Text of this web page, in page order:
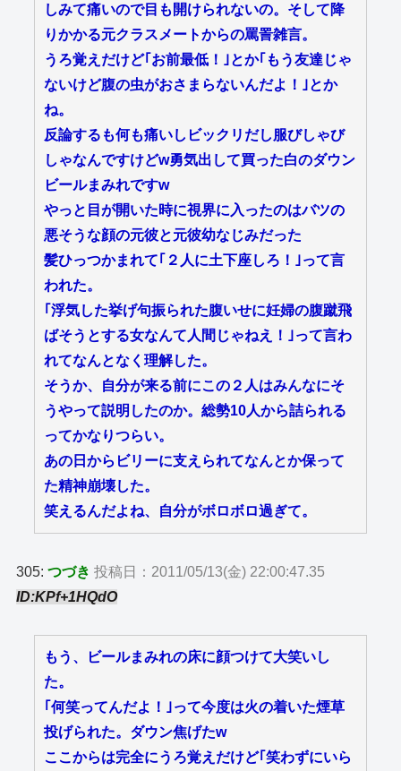
しみて痛いので目も開けられないの。そして降
りかかる元クラスメートからの罵詈雑言。
うろ覚えだけど｢お前最低！｣とか｢もう友達じゃ
ないけど腹の虫がおさまらないんだよ！｣とか
ね。
反論するも何も痛いしビックリだし服びしゃび
しゃなんですけどw勇気出して買った白のダウン
ビールまみれですw
やっと目が開いた時に視界に入ったのはバツの
悪そうな顔の元彼と元彼幼なじみだった
髪ひっつかまれて｢２人に土下座しろ！｣って言
われた。
｢浮気した挙げ句振られた腹いせに妊婦の腹蹴飛
ばそうとする女なんて人間じゃねえ！｣って言わ
れてなんとなく理解した。
そうか、自分が来る前にこの２人はみんなにそ
うやって説明したのか。総勢10人から詰られる
ってかなりつらい。
あの日からビリーに支えられてなんとか保って
た精神崩壊した。
笑えるんだよね、自分がボロボロ過ぎて。
305:つづき 投稿日：2011/05/13(金) 22:00:47.35
ID:KPf+1HQdO
もう、ビールまみれの床に顔つけて大笑いし
た。
｢何笑ってんだよ！｣って今度は火の着いた煙草
投げられた。ダウン焦げたw
ここからは完全にうろ覚えだけど｢笑わずにいら